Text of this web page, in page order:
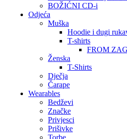
BOŽIĆNI CD-i
Odjeća
Muška
Hoodie i dugi
T-shirts
FROM
Ženska
T-Shirts
Dječja
Čarape
Wearables
Bedževi
Značke
Privjesci
Prišivke
Torbe